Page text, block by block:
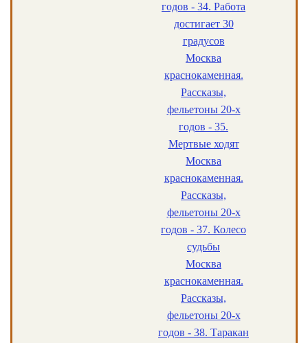
годов - 34. Работа
достигает 30
градусов
Москва
краснокаменная.
Рассказы,
фельетоны 20-х
годов - 35.
Мертвые ходят
Москва
краснокаменная.
Рассказы,
фельетоны 20-х
годов - 37. Колесо
судьбы
Москва
краснокаменная.
Рассказы,
фельетоны 20-х
годов - 38. Таракан